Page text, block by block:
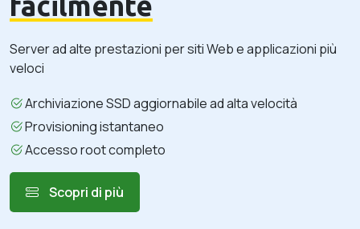
Server ad alte prestazioni per siti Web e applicazioni più
veloci
Archiviazione SSD aggiornabile ad alta velocità
Provisioning istantaneo
Accesso root completo
Scopri di più